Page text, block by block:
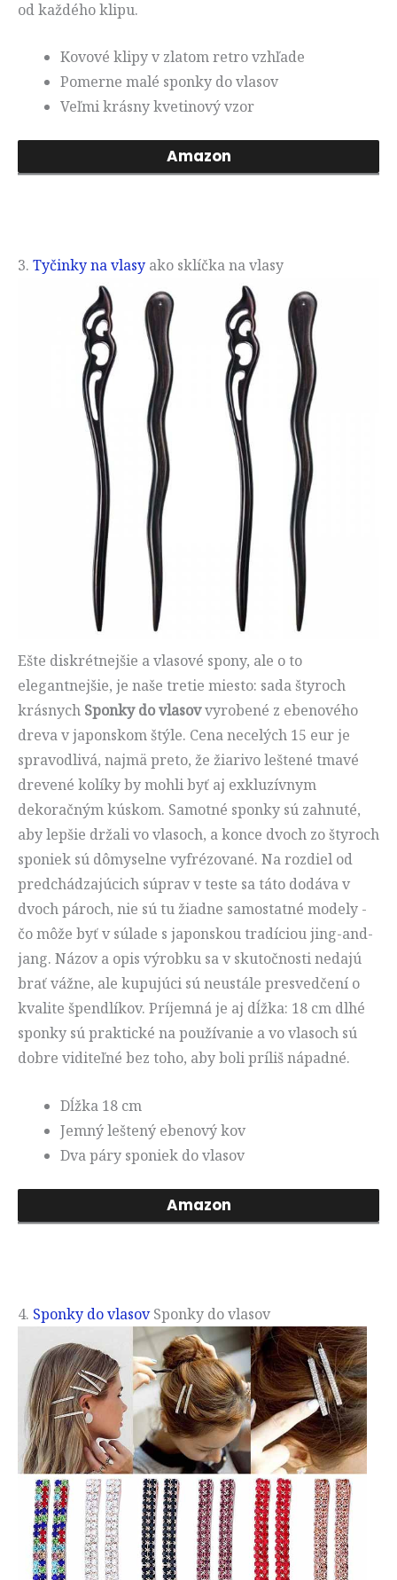
od každého klipu.
Kovové klipy v zlatom retro vzhľade
Pomerne malé sponky do vlasov
Veľmi krásny kvetinový vzor
Amazon
3. Tyčinky na vlasy ako sklíčka na vlasy
Ešte diskrétnejšie a vlasové spony, ale o to
elegantnejšie, je naše tretie miesto: sada štyroch
krásnych Sponky do vlasovvyrobené z ebenového
dreva v japonskom štýle. Cena necelých 15 eur je
spravodlivá, najmä preto, že žiarivo leštené tmavé
drevené kolíky by mohli byť aj exkluzívnym
dekoračným kúskom. Samotné sponky sú zahnuté,
aby lepšie držali vo vlasoch, a konce dvoch zo štyroch
sponiek sú dômyselne vyfrézované. Na rozdiel od
predchádzajúcich súprav v teste sa táto dodáva v
dvoch pároch, nie sú tu žiadne samostatné modely -
čo môže byť v súlade s japonskou tradíciou jing-and-
jang. Názov a opis výrobku sa v skutočnosti nedajú
brať vážne, ale kupujúci sú neustále presvedčení o
kvalite špendlíkov. Príjemná je aj dĺžka: 18 cm dlhé
sponky sú praktické na používanie a vo vlasoch sú
dobre viditeľné bez toho, aby boli príliš nápadné.
Dĺžka 18 cm
Jemný leštený ebenový kov
Dva páry sponiek do vlasov
Amazon
4. Sponky do vlasovSponky do vlasov